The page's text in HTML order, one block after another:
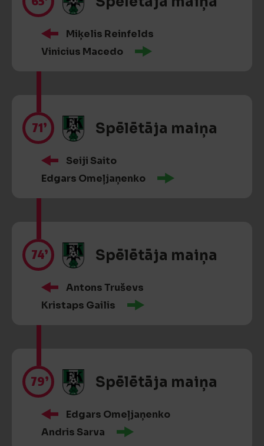
Miķelis Reinfelds
Vinicius Macedo
71’ Spēlētāja maiņa
Seiji Saito
Edgars Omeļjaņenko
74’ Spēlētāja maiņa
Antons Truševs
Kristaps Gailis
79’ Spēlētāja maiņa
Edgars Omeļjaņenko
Andris Sarva